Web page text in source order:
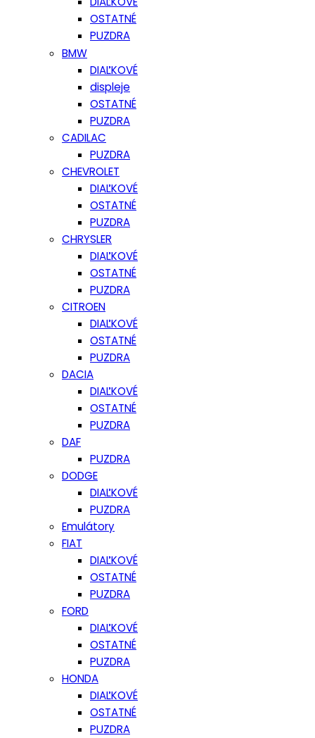
OSTATNÉ
PUZDRA
BMW
DIAĽKOVÉ
displeje
OSTATNÉ
PUZDRA
CADILAC
PUZDRA
CHEVROLET
DIAĽKOVÉ
OSTATNÉ
PUZDRA
CHRYSLER
DIAĽKOVÉ
OSTATNÉ
PUZDRA
CITROEN
DIAĽKOVÉ
OSTATNÉ
PUZDRA
DACIA
DIAĽKOVÉ
OSTATNÉ
PUZDRA
DAF
PUZDRA
DODGE
DIAĽKOVÉ
PUZDRA
Emulátory
FIAT
DIAĽKOVÉ
OSTATNÉ
PUZDRA
FORD
DIAĽKOVÉ
OSTATNÉ
PUZDRA
HONDA
DIAĽKOVÉ
OSTATNÉ
PUZDRA